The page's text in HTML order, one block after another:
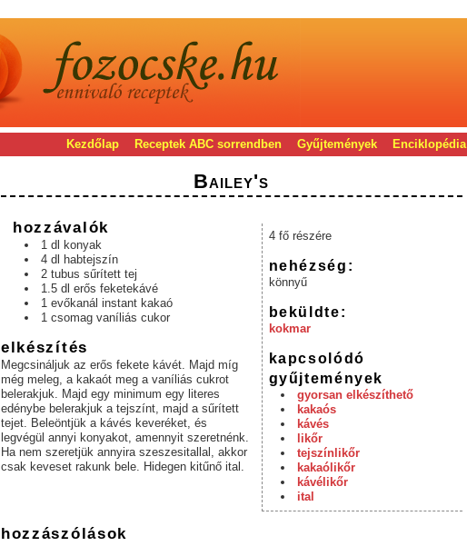
Kezdőlap Receptek ABC sorrendben Gyűjtemények Enciklopédia
Bailey's
4 fő részére
nehézség:
könnyű
beküldte:
kokmar
kapcsolódó
gyűjtemények
gyorsan elkészíthető
kakaós
kávés
likőr
tejszínlikőr
kakaólikőr
kávélikőr
ital
hozzávalók
1 dl konyak
4 dl habtejszín
2 tubus sűrített tej
1.5 dl erős feketekávé
1 evőkanál instant kakaó
1 csomag vaníliás cukor
elkészítés
Megcsináljuk az erős fekete kávét. Majd míg
még meleg, a kakaót meg a vaníliás cukrot
belerakjuk. Majd egy minimum egy literes
edénybe belerakjuk a tejszínt, majd a sűrített
tejet. Beleöntjük a kávés keveréket, és
legvégül annyi konyakot, amennyit szeretnénk.
Ha nem szeretjük annyira szeszesitallal, akkor
csak keveset rakunk bele. Hidegen kitűnő ital.
hozzászólások